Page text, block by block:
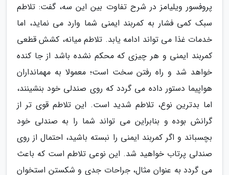
پروفسور ویلیامز در شرح تفاوت بین این سه، گفت: تلاطم
سبک کمی فشار به کمربند ایمنی شما وارد می نماید، اما
خدمات غذا می تواند ادامه یابد. تلاطم میانه، کشش قطعی
کمربند ایمنی و هر چیزی که محکم نشده باشد از جا کنده
خواهد شد و راه رفتن سخت است؛ معمولا به مهمانداران
هواپیما دستور داده می گردد که روی صندلی خود بنشینند،
اما بدترین نوع، تلاطم شدید است. این تلاطم قوی تر از
گرانش بوده و بنابراین می تواند شما را به صندلی خود
بچسباند و اگر کمربند ایمنی را نبسته باشید، احتمال از روی
صندلی پرتاب خواهید شد. این نوعی تلاطم است که باعث
می گردد به عنوان مثال، جراحات جدی و شکستن استخوان